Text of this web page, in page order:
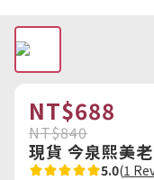
NT$688
NT$840
現貨 今泉熙美
5.0(1